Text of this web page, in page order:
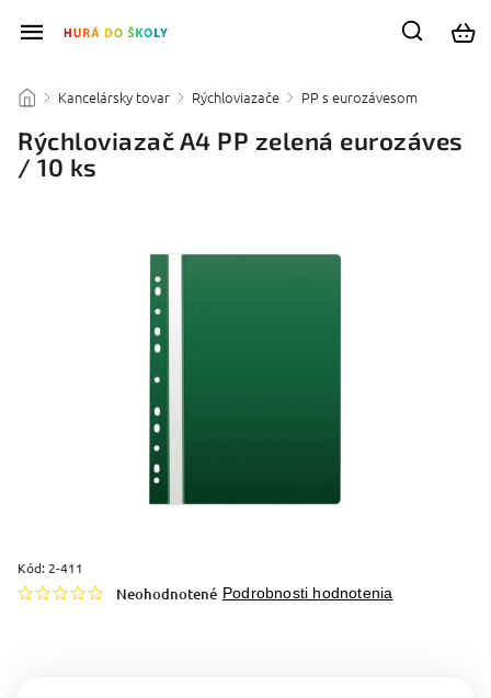
/ Kancelársky tovar / Rýchloviazače / PP s eurozávesom
Rýchloviazač A4 PP zelená eurozáves
/ 10 ks
Kód: 2-411
Neohodnotené Podrobnosti hodnotenia